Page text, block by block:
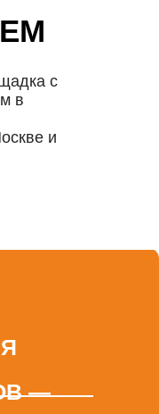
с
в
и
—